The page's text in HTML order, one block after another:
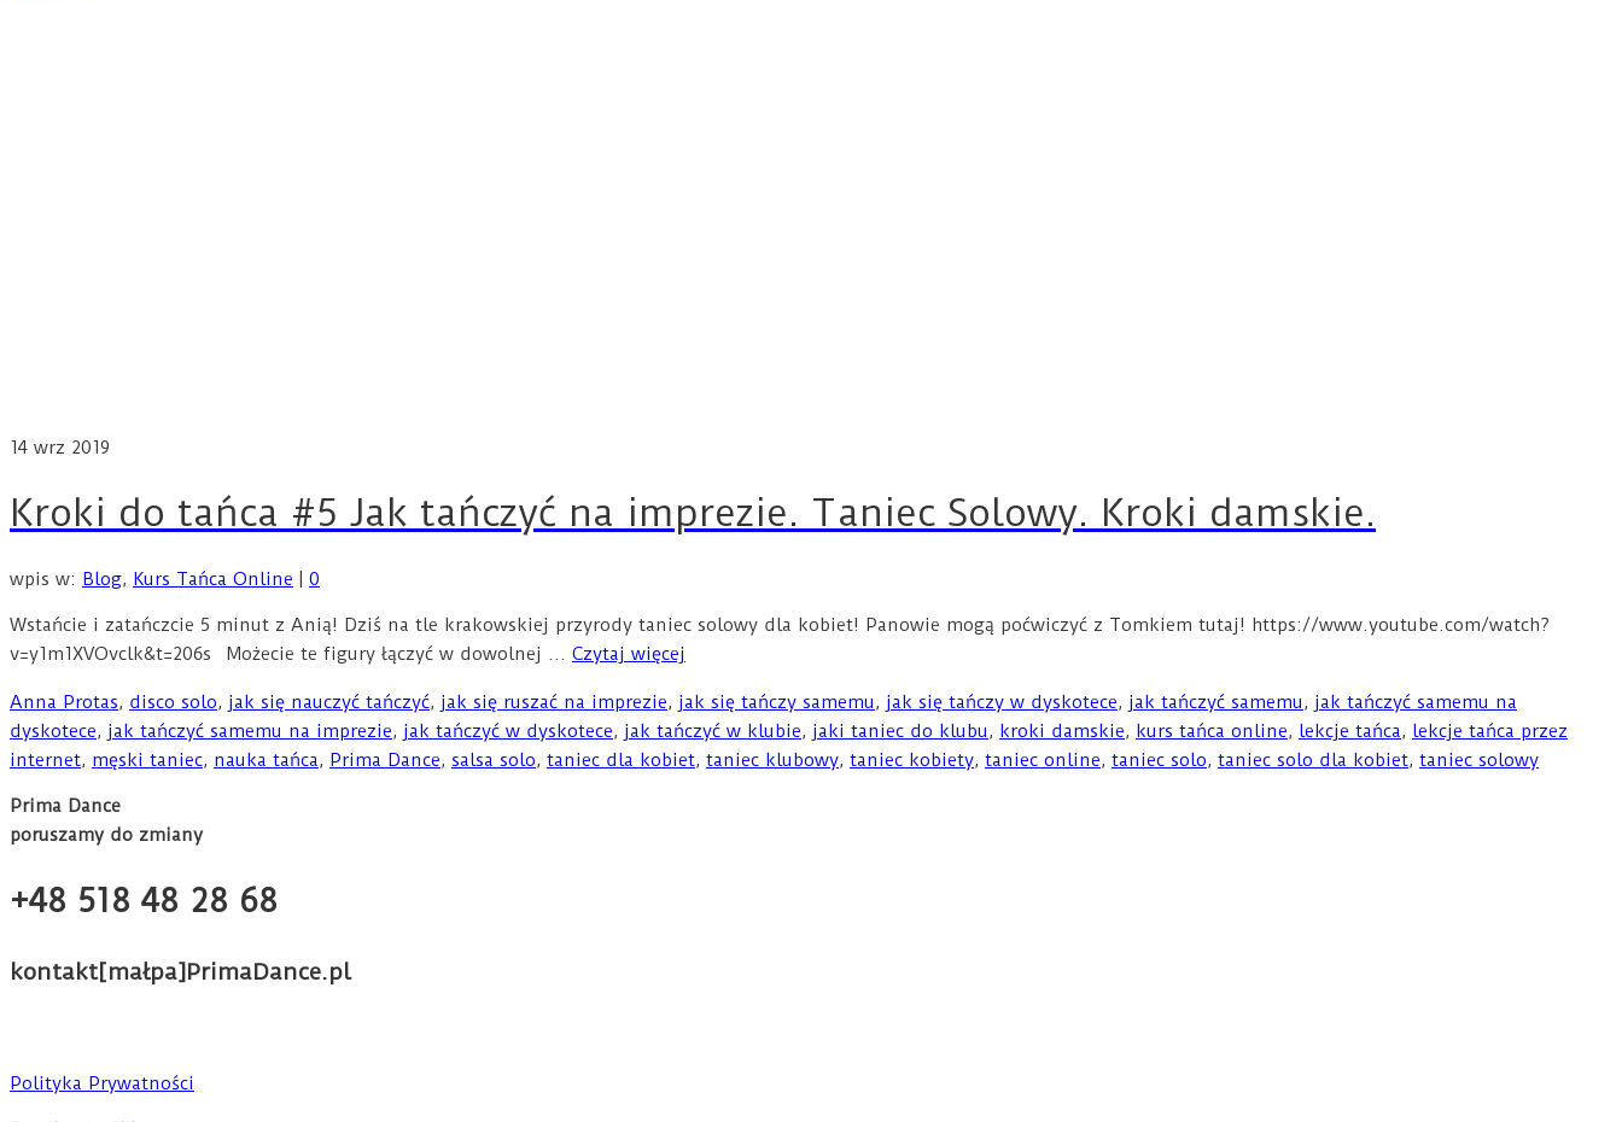
14 wrz 2019
Kroki do tańca #5 Jak tańczyć na imprezie. Taniec Solowy. Kroki damskie.
wpis w: Blog, Kurs Tańca Online 0
Wstańcie i zatańczcie 5 minut z Anią! Dziś na tle krakowskiej przyrody taniec solowy dla kobiet! Panowie mogą poćwiczyć z Tomkiem tutaj! https://www.youtube.com/watch?
v=y1m1XVOvclk&t=206s Możecie te figury łączyć w dowolnej … Czytaj więcej
Anna Protas, disco solo, jak się nauczyć tańczyć, jak się ruszać na imprezie, jak się tańczy samemu, jak się tańczy w dyskotece, jak tańczyć samemu, jak tańczyć samemu na
dyskotece, jak tańczyć samemu na imprezie, jak tańczyć w dyskotece, jak tańczyć w klubie, jaki taniec do klubu, kroki damskie, kurs tańca online, lekcje tańca, lekcje tańca przez
internet, męski taniec, nauka tańca, Prima Dance, salsa solo, taniec dla kobiet, taniec klubowy, taniec kobiety, taniec online, taniec solo, taniec solo dla kobiet, taniec solowy
Prima Dance
poruszamy do zmiany
+48 518 48 28 68
kontakt[małpa]PrimaDance.pl
Polityka Prywatności